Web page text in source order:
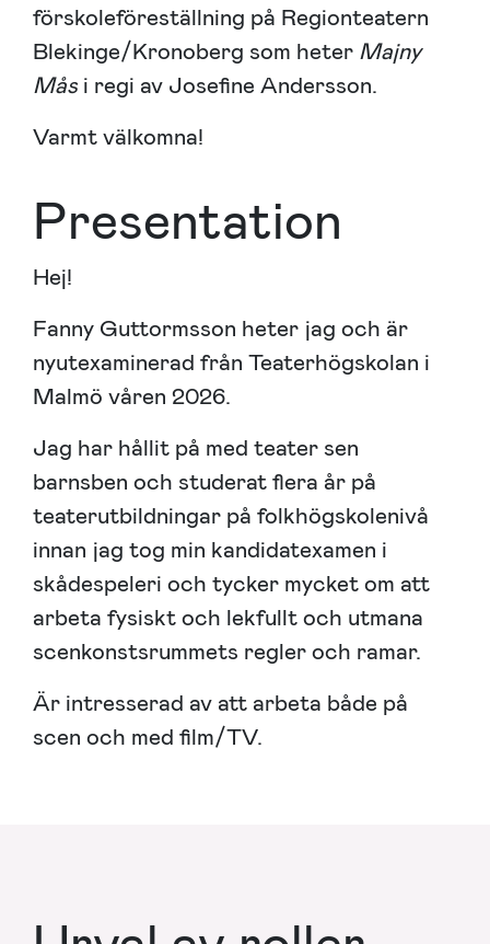
förskoleföreställning på Regionteatern
Blekinge/Kronoberg som heter Majny
Mås i regi av Josefine Andersson.
Varmt välkomna!
Presentation
Hej!
Fanny Guttormsson heter jag och är
nyutexaminerad från Teaterhögskolan i
Malmö våren 2026.
Jag har hållit på med teater sen
barnsben och studerat flera år på
teaterutbildningar på folkhögskolenivå
innan jag tog min kandidatexamen i
skådespeleri och tycker mycket om att
arbeta fysiskt och lekfullt och utmana
scenkonstsrummets regler och ramar.
Är intresserad av att arbeta både på
scen och med film/TV.